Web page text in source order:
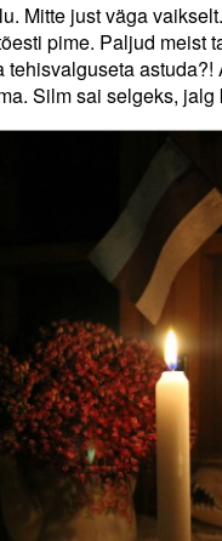
Mitte just väga
pime. Paljud meist
Silm sai selgeks,